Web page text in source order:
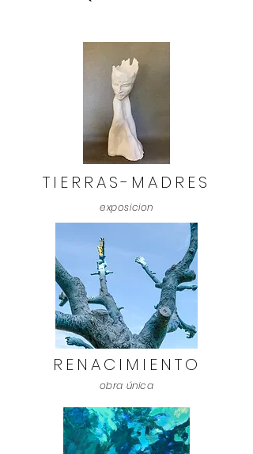
TIERRAS-MADRES
exposicion
RENACIMIENTO
obra única